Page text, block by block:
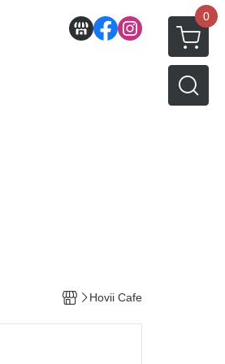
0
Hovii Cafe